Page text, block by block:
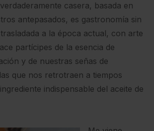
casera, basada en
antepasados, es gastronomía sin
a la época actual, con arte
partícipes de la esencia de
y de nuestras señas de
que nos retrotraen a tiempos
indispensable del aceite de